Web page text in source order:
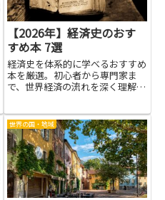
【2026年】経済史のおす
すめ本 7選
経済史を体系的に学べるおすすめ
本を厳選。初心者から専門家ま
で、世界経済の流れを深く理解で
世界の国・地域